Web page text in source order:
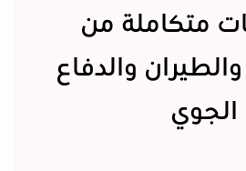
متكاملة من
والدفاع
الجوي